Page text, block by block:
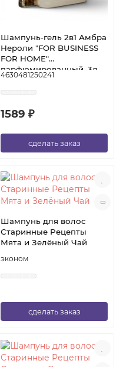
Шампунь-гель 2в1 Амбра
Нероли "FOR BUSINESS
FOR HOME"
парфюмированный, 3л
4630481250241
1589 ₽
сделать заказ
Шампунь для волос
Старинные Рецепты
Мята и Зелёный Чай
эконом
сделать заказ